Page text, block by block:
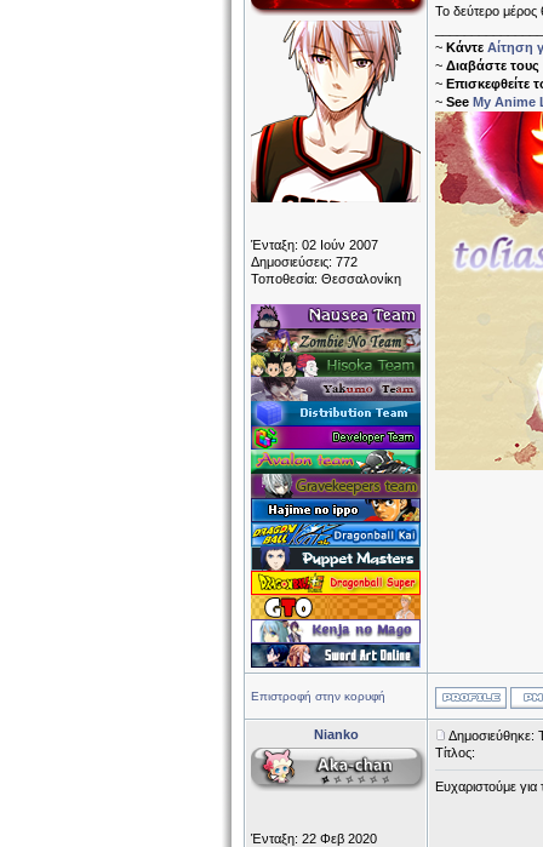
Ένταξη: 02 Ιούν 2007
Δημοσιεύσεις: 772
Τοποθεσία: Θεσσαλονίκη
Το δεύτερο μέρος
~ Κάντε Αίτηση
~ Διαβάστε τους
~ Επισκεφθείτε
~ See My Anime
Επιστροφή στην κορυφή
Nianko
Ένταξη: 22 Φεβ 2020
Δημοσιεύθηκε:
Τίτλος:
Ευχαριστούμε για